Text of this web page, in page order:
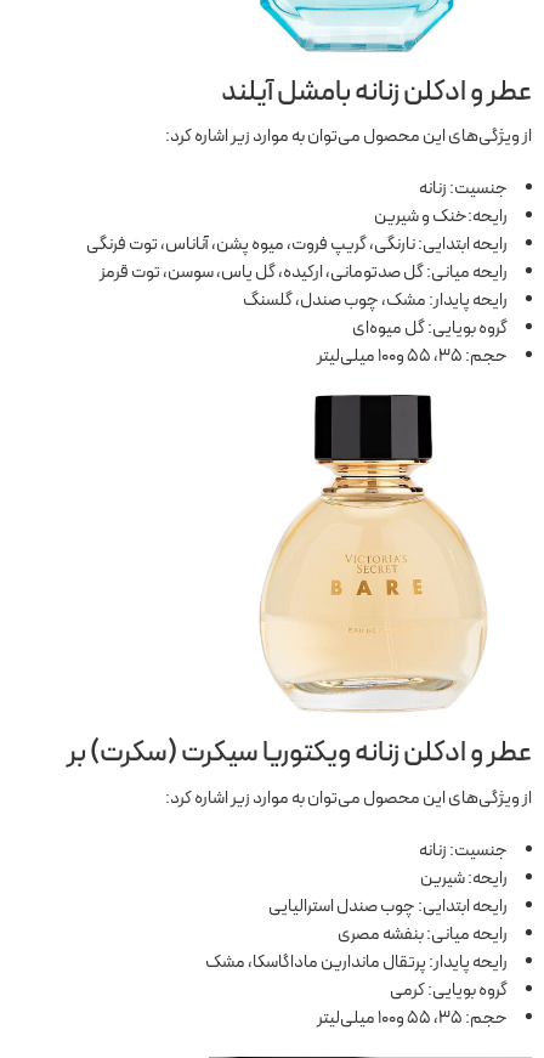
عطر و ادکلن زنانه بامشل آیلند
از ویژگی‌های این محصول می‌توان به موارد زیر اشاره کرد:
جنسیت: زنانه
رایحه:خنک و شیرین
رایحه ابتدایی: نارنگی، گریپ فروت، میوه پشن، آناناس، توت فرنگی
رایحه میانی: گل صدتومانی، ارکیده، گل یاس، سوسن، توت قرمز
رایحه پایدار: مشک، چوب صندل، گلسنگ
گروه بویایی: گل میوه‌ای
حجم: 35، 55 و100 میلی‌لیتر
عطر و ادکلن زنانه ویکتوریا سیکرت (سکرت) بر
از ویژگی‌های این محصول می‌توان به موارد زیر اشاره کرد:
جنسیت: زنانه
رایحه: شیرین
رایحه ابتدایی: چوب صندل استرالیایی
رایحه میانی: بنفشه مصری
رایحه پایدار: پرتقال ماندارین ماداگاسکا، مشک
گروه بویایی: کرمی
حجم: 35، 55 و100 میلی‌لیتر